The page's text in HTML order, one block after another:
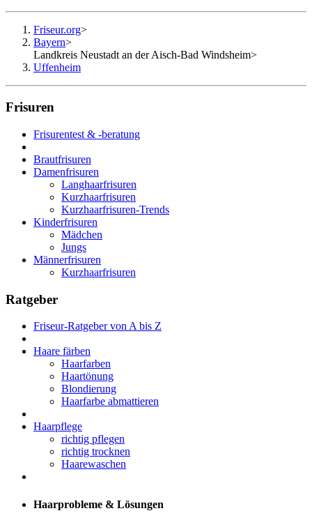
Friseur.org>
Bayern>
Landkreis Neustadt an der Aisch-Bad Windsheim>
Uffenheim
Frisuren
Frisurentest & -beratung
Brautfrisuren
Damenfrisuren
Langhaarfrisuren
Kurzhaarfrisuren
Kurzhaarfrisuren-Trends
Kinderfrisuren
Mädchen
Jungs
Männerfrisuren
Kurzhaarfrisuren
Ratgeber
Friseur-Ratgeber von A bis Z
Haare färben
Haarfarben
Haartönung
Blondierung
Haarfarbe abmattieren
Haarpflege
richtig pflegen
richtig trocknen
Haarewaschen
Haarprobleme & Lösungen